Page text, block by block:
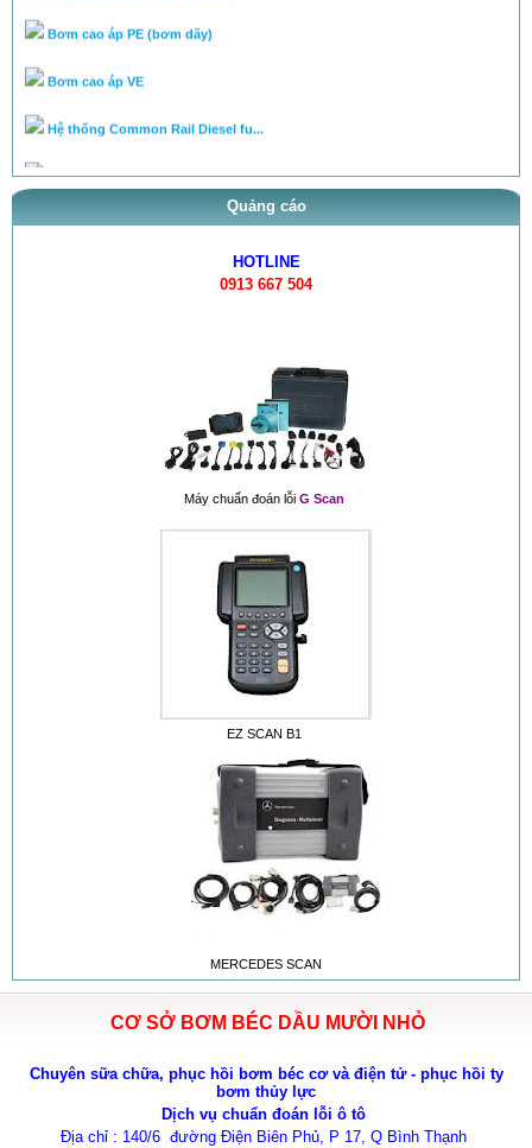
Quảng cáo
HOTLINE
0913 667 504
Máy chuẩn đoán lỗi G Scan
EZ SCAN B1
MERCEDES SCAN
CƠ SỞ BƠM BÉC DẦU MƯỜI NHỎ
Chuyên sữa chữa, phục hồi bơm béc cơ và điện tử - phục hồi ty
bơm thủy lực
Dịch vụ chuẩn đoán lỗi ô tô
Địa chỉ : 140/6 đường Điện Biên Phủ, P 17, Q Bình Thạnh